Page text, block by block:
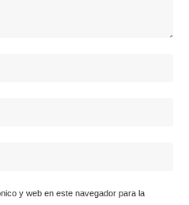
y web en este navegador para la